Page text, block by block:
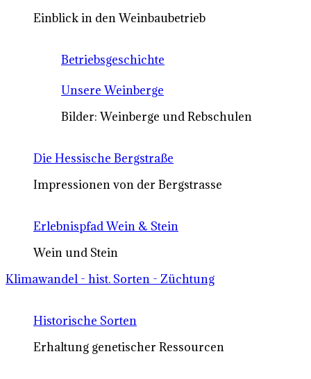
Einblick in den Weinbaubetrieb
Betriebsgeschichte
Unsere Weinberge
Bilder: Weinberge und Rebschulen
Die Hessische Bergstraße
Impressionen von der Bergstrasse
Erlebnispfad Wein & Stein
Wein und Stein
Klimawandel - hist. Sorten - Züchtung
Historische Sorten
Erhaltung genetischer Ressourcen